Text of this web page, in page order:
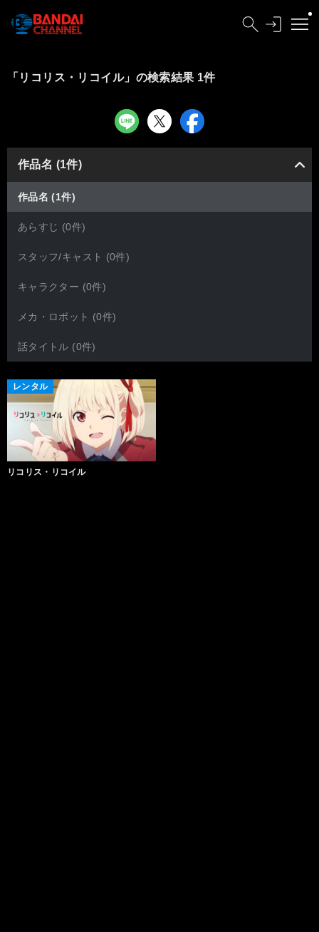
「リコリス・リコイル」の検索結果 1件
作品名 (1件)
作品名 (1件)
あらすじ (0件)
スタッフ/キャスト (0件)
キャラクター (0件)
メカ・ロボット (0件)
話タイトル (0件)
レンタル
リコリス・リコイル